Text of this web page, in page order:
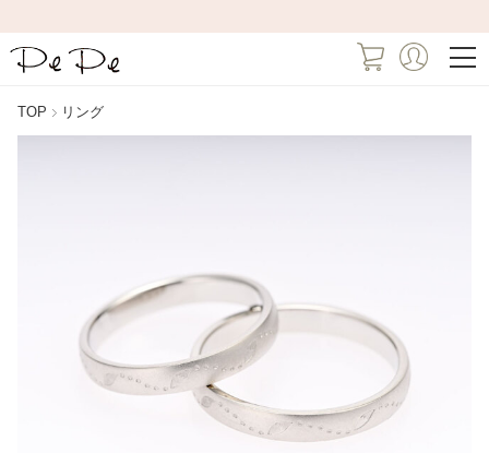
TOP リング